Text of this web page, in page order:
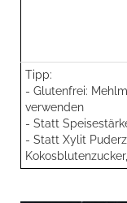
Tipp:
- Glutenfrei:
verwenden
- Statt
- Statt Xylit